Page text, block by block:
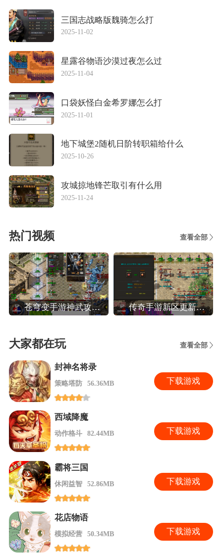
三国志战略版魏骑怎么打
2025-11-02
星露谷物语沙漠过夜怎么过
2025-11-04
口袋妖怪白金希罗娜怎么打
2025-11-01
地下城堡2随机日阶转职箱给什么
2025-10-26
攻城掠地锋芒取引有什么用
2025-11-24
热门视频 查看全部
苍穹变手游神武攻略,苍穹变高效玩转装备系统攻略 传奇手游新区更新攻略,热血传奇手机版新区人民币法师玩家晚八点前怎么升40级
大家都在玩 查看全部
封神名将录
策略塔防 56.36MB 下载游戏
西域降魔
动作格斗 82.44MB 下载游戏
霸将三国
休闲益智 52.86MB 下载游戏
花店物语
模拟经营 50.34MB 下载游戏